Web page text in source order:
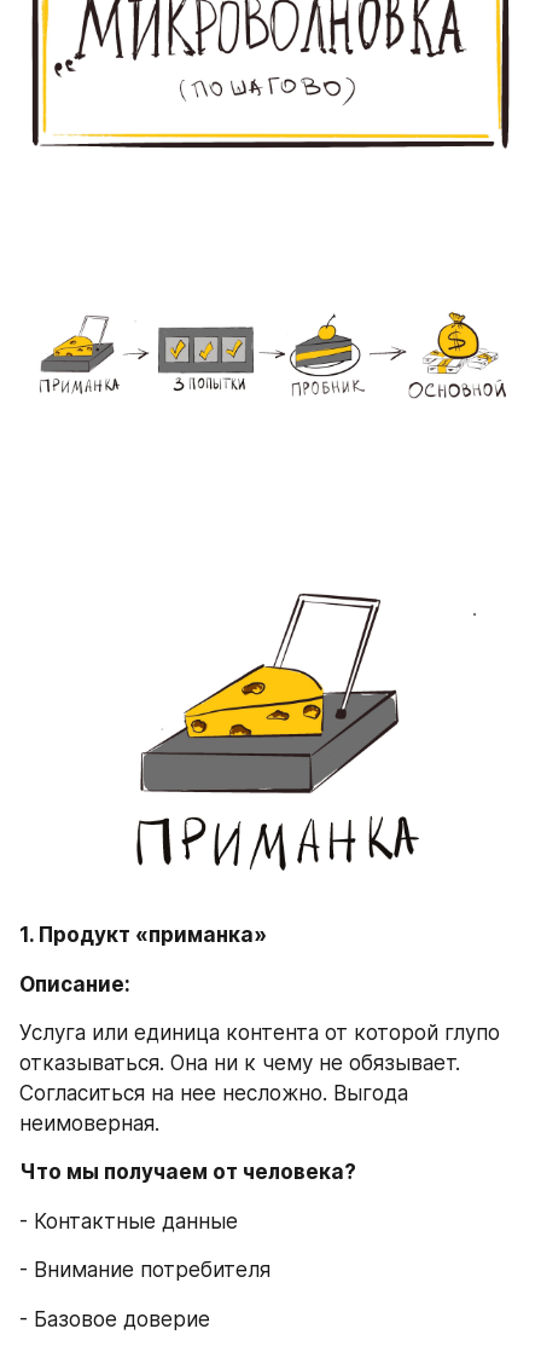
1. Продукт «приманка»
Описание:
Услуга или единица контента от которой глупо
отказываться. Она ни к чему не обязывает.
Согласиться на нее несложно. Выгода
неимоверная.
Что мы получаем от человека?
- Контактные данные
- Внимание потребителя
- Базовое доверие